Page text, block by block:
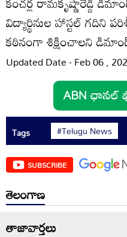
విద్యార్థినుల హాస్టల్‌ గదిని
కఠినంగా శిక్షించాలని
Updated Date - Feb 06 ,
Tags #Telugu News
SUBSCRIBE
తెలంగాణ
తాజావార్తలు